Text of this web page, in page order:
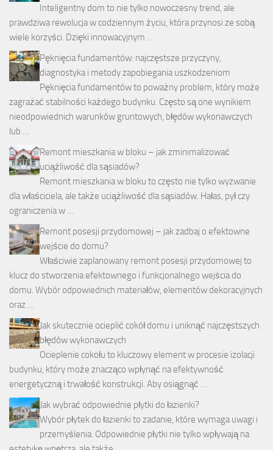
Inteligentny dom to nie tylko nowoczesny trend, ale
prawdziwa rewolucja w codziennym życiu, która przynosi ze sobą
wiele korzyści. Dzięki innowacyjnym …
Pęknięcia fundamentów: najczęstsze przyczyny,
diagnostyka i metody zapobiegania uszkodzeniom
Pęknięcia fundamentów to poważny problem, który może
zagrażać stabilności każdego budynku. Często są one wynikiem
nieodpowiednich warunków gruntowych, błędów wykonawczych
lub …
Remont mieszkania w bloku – jak zminimalizować
uciążliwość dla sąsiadów?
Remont mieszkania w bloku to często nie tylko wyzwanie
dla właściciela, ale także uciążliwość dla sąsiadów. Hałas, pył czy
ograniczenia w …
Remont posesji przydomowej – jak zadbaj o efektowne
wejście do domu?
Właściwie zaplanowany remont posesji przydomowej to
klucz do stworzenia efektownego i funkcjonalnego wejścia do
domu. Wybór odpowiednich materiałów, elementów dekoracyjnych
oraz …
Jak skutecznie ocieplić cokół domu i uniknąć najczęstszych
błędów wykonawczych
Ocieplenie cokołu to kluczowy element w procesie izolacji
budynku, który może znacząco wpłynąć na efektywność
energetyczną i trwałość konstrukcji. Aby osiągnąć …
Jak wybrać odpowiednie płytki do łazienki?
Wybór płytek do łazienki to zadanie, które wymaga uwagi i
przemyślenia. Odpowiednie płytki nie tylko wpływają na